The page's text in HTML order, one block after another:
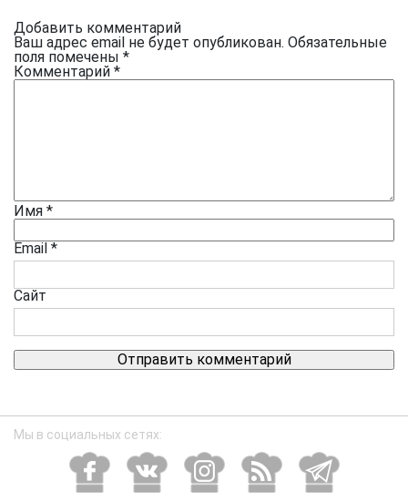
Добавить комментарий
Ваш адрес email не будет опубликован. Обязательные
поля помечены *
Комментарий *
Имя *
Email *
Сайт
Мы в социальных сетях: